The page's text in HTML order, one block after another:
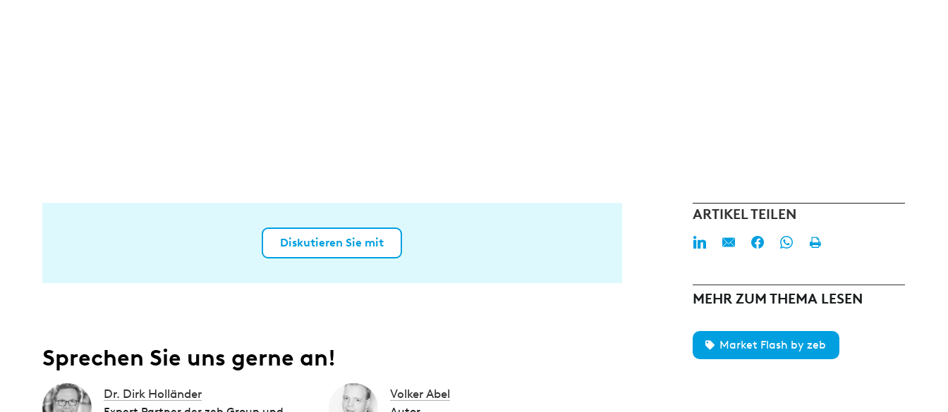
Diskutieren Sie mit
Sprechen Sie uns gerne an!
Dr. Dirk Holländer Volker Abel
ARTIKEL TEILEN
MEHR ZUM THEMA LESEN
Market Flash by zeb